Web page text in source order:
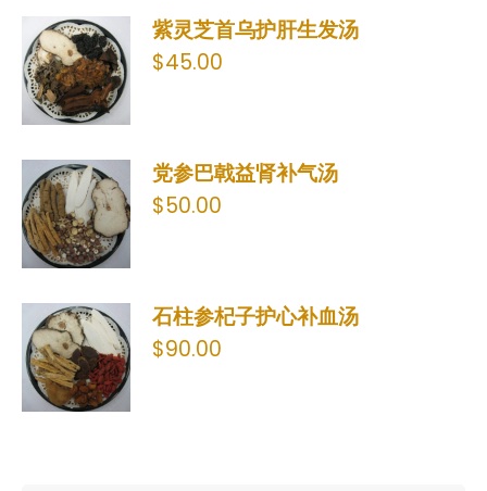
紫灵芝首乌护肝生发汤
$45.00
党参巴戟益肾补气汤
$50.00
石柱参杞子护心补血汤
$90.00